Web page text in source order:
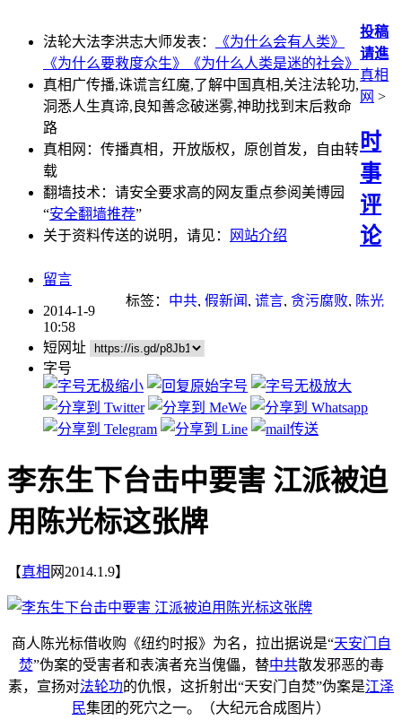
法轮大法李洪志大师发表：
《为什么会有人类》
《为什么要救度众生》
《为什么人类是迷的社会》
真相广传播,诛谎言红魔,了解中国真相,关注法轮功,
洞悉人生真谛,良知善念破迷雾,神助找到末后救命
路
真相网：传播真相，开放版权，原创首发，自由转
载
翻墙技术：请安全要求高的网友重点参阅美博园
“安全翻墙推荐”
关于资料传送的说明，请见：
网站介绍
投稿
请進
真相
网 >
时
事
评
论
留言
标签： 中共, 假新闻 , 谎言, 贪污腐败, 陈光
2014-1-9
10:58
短网址
字号
李东生下台击中要害 江派被迫
用陈光标这张牌
【真相 网2014.1.9】
商人陈光标借收购《纽约时报》为名，拉出据说是“天安门
自
焚”伪案的受害者和表演者充当傀儡，替中共散发邪恶的毒
素，宣扬对法轮功的仇恨，这折射出“天安门自焚”伪案是江泽
民集团的死穴之一。（大纪元合成图片）